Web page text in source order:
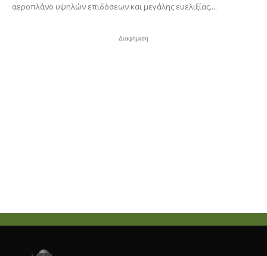
αεροπλάνο υψηλών επιδόσεων και μεγάλης ευελιξίας....
Διαφήμιση